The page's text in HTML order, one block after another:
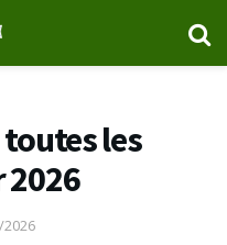
les
2026
2026